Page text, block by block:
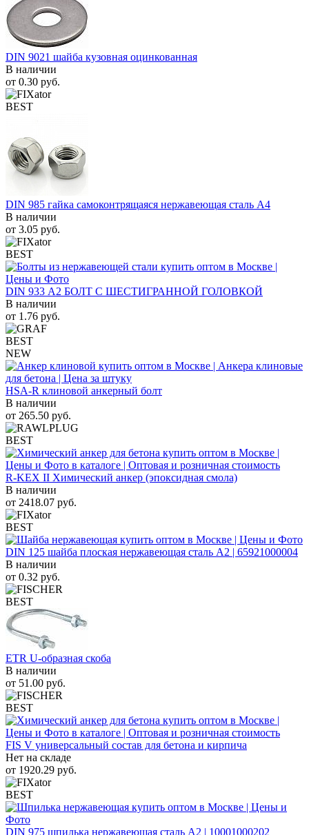
DIN 9021 шайба кузовная оцинкованная
В наличии
от 0.30 руб.
BEST
DIN 985 гайка самоконтрящаяся нержавеющая сталь A4
В наличии
от 3.05 руб.
BEST
DIN 933 А2 БОЛТ С ШЕСТИГРАННОЙ ГОЛОВКОЙ
В наличии
от 1.76 руб.
BEST
NEW
HSA-R клиновой анкерный болт
В наличии
от 265.50 руб.
BEST
R-KEX II Химический анкер (эпоксидная смола)
В наличии
от 2418.07 руб.
BEST
DIN 125 шайба плоская нержавеющая сталь A2 | 65921000004
В наличии
от 0.32 руб.
BEST
ETR U-образная скоба
В наличии
от 51.00 руб.
BEST
FIS V универсальный состав для бетона и кирпича
Нет на складе
от 1920.29 руб.
BEST
DIN 975 шпилька нержавеющая сталь A2 | 10001000202